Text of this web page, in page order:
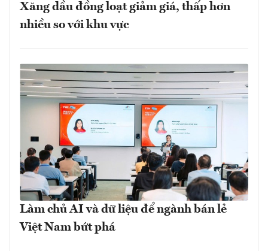
Xăng dầu đồng loạt giảm giá, thấp hơn
nhiều so với khu vực
Làm chủ AI và dữ liệu để ngành bán lẻ
Việt Nam bứt phá